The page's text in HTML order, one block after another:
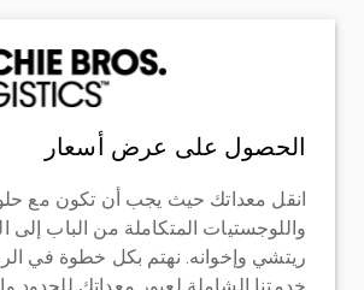
الحصول على عرض أسعار
انقل معداتك حيث يجب أن تكون مع
واللوجستيات المتكاملة من الباب إلى
ريتشي وإخوانه. نهتم بكل خطوة في